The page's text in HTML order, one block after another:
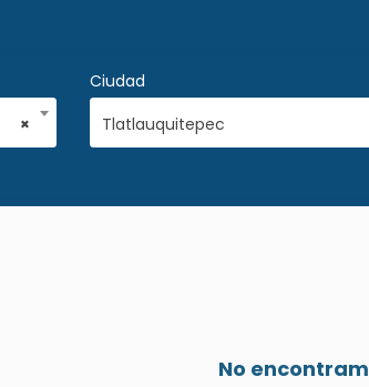
×
Ciudad
Tlatlauquitepec
No